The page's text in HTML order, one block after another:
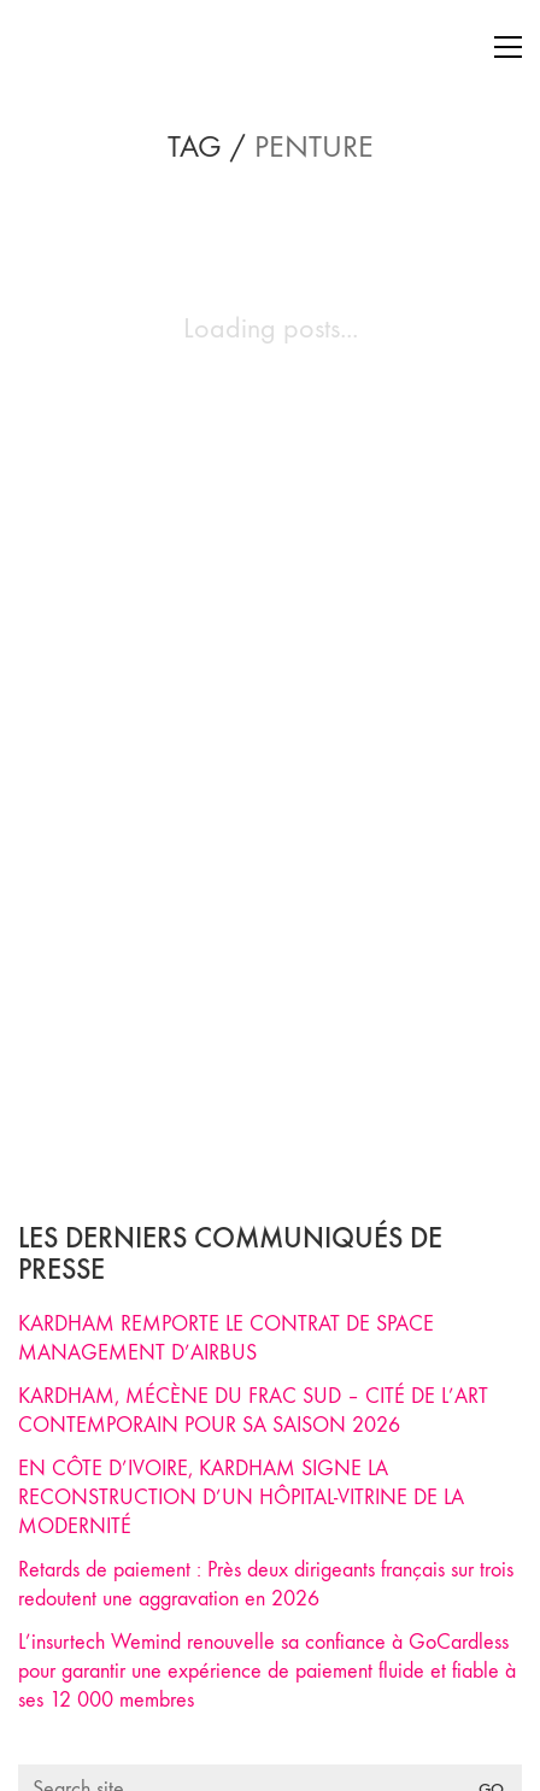
TAG / PENTURE
Loading posts...
LES DERNIERS COMMUNIQUÉS DE
PRESSE
KARDHAM REMPORTE LE CONTRAT DE SPACE
MANAGEMENT D’AIRBUS
KARDHAM, MÉCÈNE DU FRAC SUD – CITÉ DE L’ART
CONTEMPORAIN POUR SA SAISON 2026
EN CÔTE D’IVOIRE, KARDHAM SIGNE LA
RECONSTRUCTION D’UN HÔPITAL-VITRINE DE LA
MODERNITÉ
Retards de paiement : Près deux dirigeants français sur trois
redoutent une aggravation en 2026
L’insurtech Wemind renouvelle sa confiance à GoCardless
pour garantir une expérience de paiement fluide et fiable à
ses 12 000 membres
Search